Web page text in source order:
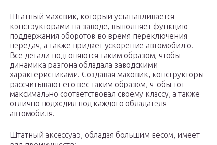
Штатный маховик, который устанавливается
конструкторами на заводе, выполняет функцию
поддержания оборотов во время переключения
передач, а также придает ускорение автомобилю.
Все детали подгоняются таким образом, чтобы
динамика разгона обладала заводскими
характеристиками. Создавая маховик, конструкторы
рассчитывают его вес таким образом, чтобы тот
максимально соответствовал своему классу, а также
отлично подходил под каждого обладателя
автомобиля.
Штатный аксессуар, обладая большим весом, имеет